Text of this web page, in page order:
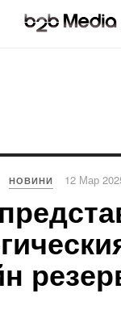
НОВИНИ 12 Мар